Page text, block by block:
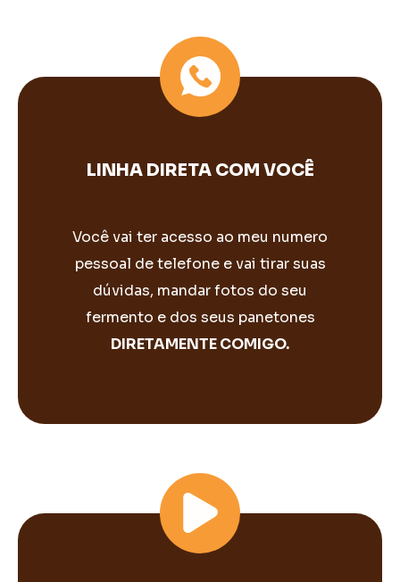
LINHA DIRETA COM VOCÊ
Você vai ter acesso ao meu numero
pessoal de telefone e vai tirar suas
dúvidas, mandar fotos do seu
fermento e dos seus panetones
DIRETAMENTE COMIGO.